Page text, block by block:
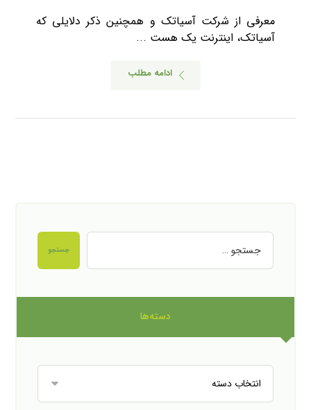
معرفی از شرکت آسیاتک و همچنین ذکر دلایلی که
آسیاتک، اینترنت یک هست ...
ادامه مطلب
جستجو
دسته‌ها